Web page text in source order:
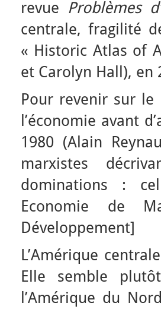
revue Problèmes
centrale, fragilité
« Historic Atlas of
et Carolyn Hall), en
Pour revenir sur
l’économie avant
1980 (Alain
marxistes
dominations :
Economie de
Développement]
L’Amérique
Elle semble
l’Amérique du